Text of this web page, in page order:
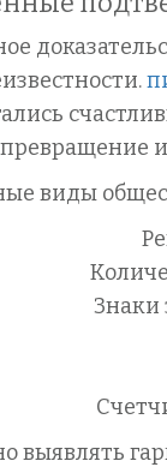
виды
Знаки
выявлять